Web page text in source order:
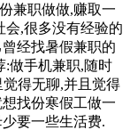
兼职做做,赚取一
,很多没有经验的
经找暑假兼职的
手机兼职,随时
得无聊,并且觉得
找份寒假工做一
要一些生活费.